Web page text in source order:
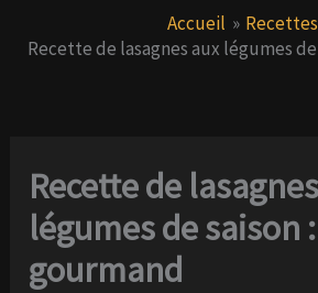
Accueil Recettes
Recette de lasagnes aux légumes
Recette de
légumes de saison
gourmand